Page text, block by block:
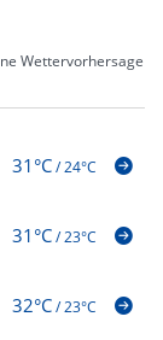
Wettervorhersage
31°C/24°C
31°C/23°C
32°C/23°C